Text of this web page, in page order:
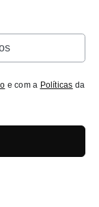
e com a Políticas da